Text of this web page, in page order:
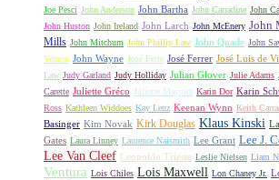
Joe Pesci John Anderson John Bartha John Carradine John
John Huston John Ireland John Larch John McEnery John
Mills John Mitchum John Phillip Law John Quade John
Vernon John Wayne José Ferre José Ferrer José Luis de
Law Judy Garland Judy Holliday Julian Glover Julie Adams
Carette Juliette Gréco Juliette Mayniel Karin Dor Karin
Ross Kathleen Widdoes Kay Lenz Keenan Wynn Keith
Basinger Kim Novak Kirk Douglas Klaus Kinski
Gates Laura Linney Laurence Naismith Lee Grant Lee J.
Lee Van Cleef Leopoldo Trieste Leslie Nielsen Liam
Ventura Lois Chiles Lois Maxwell Lon Chaney Jr.